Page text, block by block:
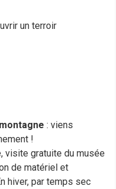
un terroir
: viens
!
visite gratuite du musée
de matériel et
hiver, par temps sec